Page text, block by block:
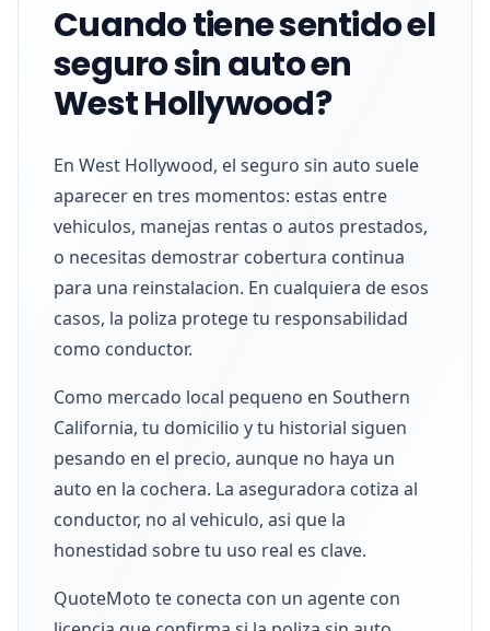
Cuando tiene sentido el
seguro sin auto en
West Hollywood?
En West Hollywood, el seguro sin auto suele
aparecer en tres momentos: estas entre
vehiculos, manejas rentas o autos prestados,
o necesitas demostrar cobertura continua
para una reinstalacion. En cualquiera de esos
casos, la poliza protege tu responsabilidad
como conductor.
Como mercado local pequeno en Southern
California, tu domicilio y tu historial siguen
pesando en el precio, aunque no haya un
auto en la cochera. La aseguradora cotiza al
conductor, no al vehiculo, asi que la
honestidad sobre tu uso real es clave.
QuoteMoto te conecta con un agente con